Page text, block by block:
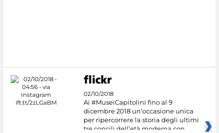
02/10/2018
Ai #MuseiCapitolini fino al 9
dicembre 2018 un’occasione unica
per ripercorrere la storia degli ultimi
tre concili dell’età moderna con